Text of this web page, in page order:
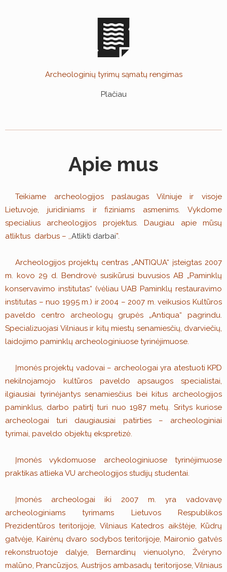
Archeologinių tyrimų sąmatų rengimas
Plačiau
Apie mus
Teikiame archeologijos paslaugas Vilniuje ir visoje
Lietuvoje, juridiniams ir fiziniams asmenims. Vykdome
specialius archeologijos projektus. Daugiau apie mūsų
atliktus darbus – ,, Atlikti darbai”.
Archeologijos projektų centras „ANTIQUA“ įsteigtas 2007
m. kovo 29 d. Bendrovė susikūrusi buvusios AB „Paminklų
konservavimo institutas“ (vėliau UAB Paminklų restauravimo
institutas – nuo 1995 m.) ir 2004 – 2007 m. veikusios Kultūros
paveldo centro archeologų grupės „Antiqua“ pagrindu.
Specializuojasi Vilniaus ir kitų miestų senamiesčių, dvarviečių,
laidojimo paminklų archeologiniuose tyrinėjimuose.
Įmonės projektų vadovai – archeologai yra atestuoti KPD
nekilnojamojo kultūros paveldo apsaugos specialistai,
ilgiausiai tyrinėjantys senamiesčius bei kitus archeologijos
paminklus, darbo patirtį turi nuo 1987 metų. Sritys kuriose
archeologai turi daugiausiai patirties – archeologiniai
tyrimai, paveldo objektų ekspretizė.
Įmonės vykdomuose archeologiniuose tyrinėjimuose
praktikas atlieka VU archeologijos studijų studentai.
Įmonės archeologai iki 2007 m. yra vadovavę
archeologiniams tyrimams Lietuvos Respublikos
Prezidentūros teritorijoje, Vilniaus Katedros aikštėje, Kūdrų
gatvėje, Kairėnų dvaro sodybos teritorijoje, Maironio gatvės
rekonstruotoje dalyje, Bernardinų vienuolyno, Žvėryno
malūno, Prancūzijos, Austrijos ambasadų teritorijose, Vilniaus